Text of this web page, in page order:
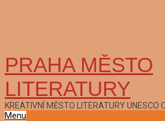
PRAHA MĚSTO
LITERATURY
KREATIVNÍ MĚSTO LITERATURY UNESCO
Primary
Menu